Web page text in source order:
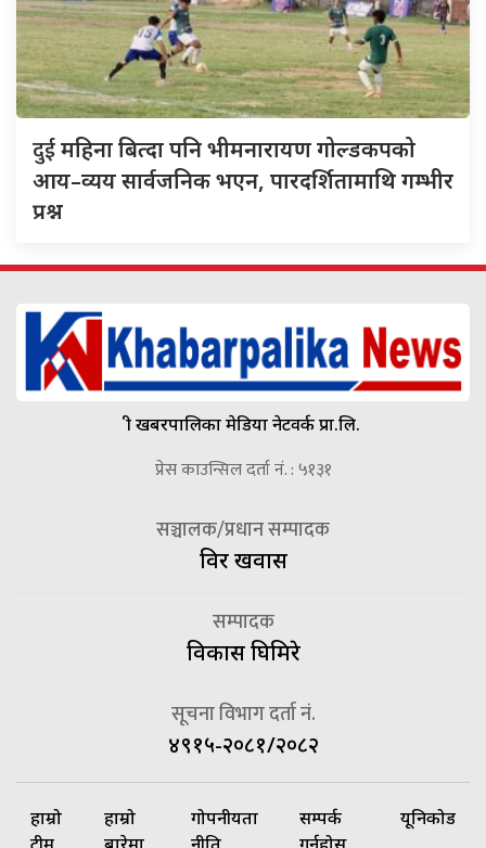
दुईमहिना बित्दा पनि भीमनारायण गोल्डकपको
आय–व्यय सार्वजनिक भएन, पारदर्शितामाथि गम्भीर
प्रश्न
श्री खबरपालिका मेडिया नेटवर्क प्रा.लि.
प्रेस काउन्सिल दर्ता नं. : ५१३१
सञ्चालक/प्रधान सम्पादक
विदुर खवास
सम्पादक
विकास घिमिरे
सूचना विभाग दर्ता नं.
४९१५-२०८१/२०८२
हाम्रो
हाम्रो
गोपनीयता
सम्पर्क
यूनिकोड